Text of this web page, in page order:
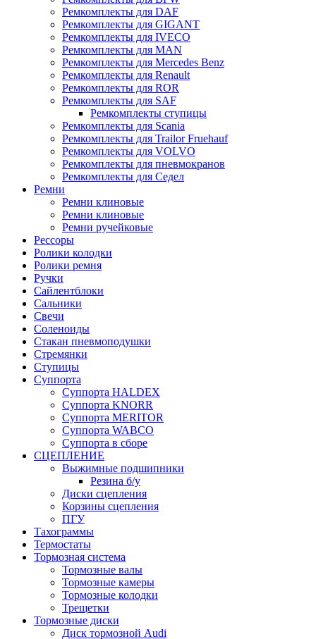
Ремкомплекты для DAF
Ремкомплекты для GIGANT
Ремкомплекты для IVECO
Ремкомплекты для MAN
Ремкомплекты для Mercedes Benz
Ремкомплекты для Renault
Ремкомплекты для ROR
Ремкомплекты для SAF
Ремкомплекты ступицы
Ремкомплекты для Scania
Ремкомплекты для Trailor Fruehauf
Ремкомплекты для VOLVO
Ремкомплекты для пневмокранов
Ремкомплекты для Седел
Ремни
Ремни клиновые
Ремни клиновые
Ремни ручейковые
Рессоры
Ролики колодки
Ролики ремня
Ручки
Сайлентблоки
Сальники
Свечи
Соленоиды
Стакан пневмоподушки
Стремянки
Ступицы
Суппорта
Суппорта HALDEX
Суппорта KNORR
Суппорта MERITOR
Суппорта WABCO
Суппорта в сборе
СЦЕПЛЕНИЕ
Выжимные подшипники
Резина б/у
Диски сцепления
Корзины сцепления
ПГУ
Тахограммы
Термостаты
Тормозная система
Тормозные валы
Тормозные камеры
Тормозные колодки
Трещетки
Тормозные диски
Диск тормозной Audi